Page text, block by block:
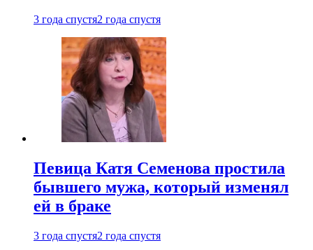
3 года спустя2 года спустя
Певица Катя Семенова простила
бывшего мужа, который изменял
ей в браке
3 года спустя2 года спустя